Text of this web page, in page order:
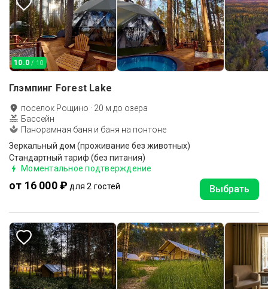
10.0 / 10
Глэмпинг Forest Lake
поселок Рощино · 20 м до озера
Бассейн
Панорамная баня и баня на понтоне
Зеркальный дом (проживание без животных)
Стандартный тариф (без питания)
Моментальное подтверждение
от 16 000 ₽ для 2 гостей Выбрать